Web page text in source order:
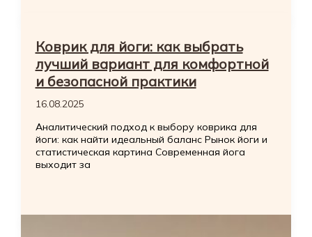
Коврик для йоги: как выбрать
лучший вариант для комфортной
и безопасной практики
16.08.2025
Аналитический подход к выбору коврика для
йоги: как найти идеальный баланс Рынок йоги и
статистическая картина Современная йога
выходит за